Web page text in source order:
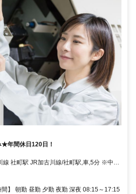
★年間休日120日！
線 社町駅 JR加古川線/社町駅,車,5分 ※中国
10分 ★工場敷地内に無料駐車場あり
】 朝勤 昼勤 夕勤 夜勤 深夜 08:15～17:15